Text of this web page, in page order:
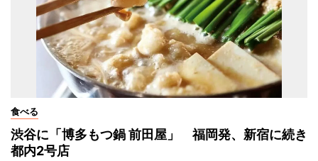
食べる
渋谷に「博多もつ鍋 前田屋」 福岡発、新宿に続き
都内2号店